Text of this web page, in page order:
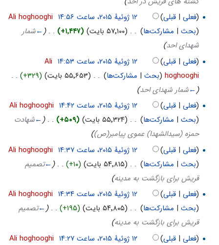
(فعلی| قبلی)
‏
Ali hoghooghi
(بحث| مشارکت‌ها)
. . (۵۷٬۱۰۰ بایت) (+۱٬۴۴۷) . .
(
←شمار
شهدای احد)
(فعلی| قبلی)
‏
Ali
hoghooghi
(بحث| مشارکت‌ها)
. . (۵۵٬۶۵۳ بایت) (+۳۲۹)‏
. .
(
←شمار شهدای احد)
(فعلی| قبلی)
‏
Ali hoghooghi
(بحث| مشارکت‌ها)
. . (۵۵٬۳۲۴ بایت) (+۵۰۹) . .
(
←شهادت
حمزه (سیدالشهدا) عموی پیامبر(ص))
(فعلی| قبلی)
‏
Ali hoghooghi
(بحث| مشارکت‌ها)
. . (۵۴٬۸۱۵ بایت) (+۱۰)‏
. .
(
←تصمیم
قریش برای بازگشت به مدینه)
(فعلی| قبلی)
‏
Ali hoghooghi
(بحث| مشارکت‌ها)
. . (۵۴٬۸۰۵ بایت) (+۱۹۵)‏
. .
(
←تصمیم
قریش برای بازگشت به مدینه)
(فعلی| قبلی)
‏
Ali hoghooghi